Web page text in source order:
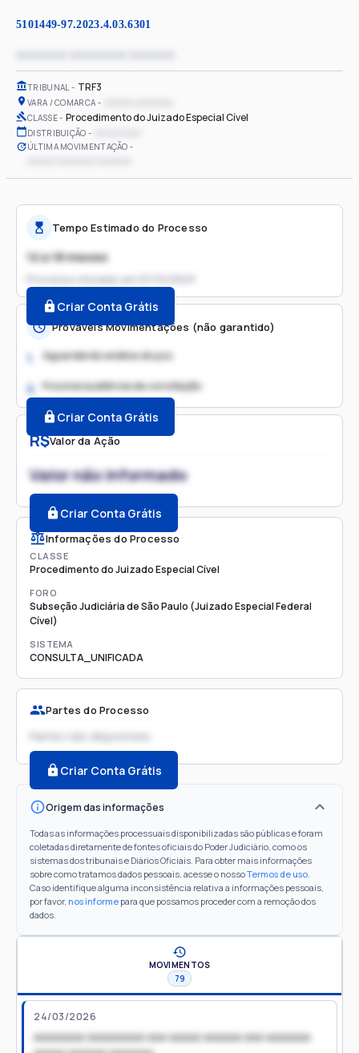
5101449-97.2023.4.03.6301
TRIBUNAL TRF3
VARA / COMARCA
CLASSE Procedimento do Juizado Especial Cível
DISTRIBUIÇÃO
ÚLTIMA MOVIMENTAÇÃO
R$Valor da Ação
Valor não informado
Criar Conta Grátis
Informações do Processo
CLASSE
Procedimento do Juizado Especial Cível
FORO
Subseção Judiciária de São Paulo (Juizado Especial Federal
Cível)
SISTEMA
CONSULTA_UNIFICADA
Partes do Processo
Partes não disponíveis
Criar Conta Grátis
Origem das informações
Todas as informações processuais disponibilizadas são públicas e foram
coletadas diretamente de fontes oficiais do Poder Judiciário, como os
sistemas dos tribunais e Diários Oficiais. Para obter mais informações
sobre como tratamos dados pessoais, acesse o nossoTermos de uso.
Caso identifique alguma inconsistência relativa a informações pessoais,
por favor, nos informe para que possamos proceder com a remoção dos
dados.
Tempo Estimado do Processo
12 a 18 meses
Processo iniciado em
Criar Conta Grátis
Prováveis Movimentações (não garantido)
1. Aguardando análise do juiz
2. Possível audiência de conciliação
Criar Conta Grátis
MOVIMENTOS
79
24/03/2026
xxxxxxxx xxxxxxxxx xxx xxxxx xxxxxx xxx xxxxxxx